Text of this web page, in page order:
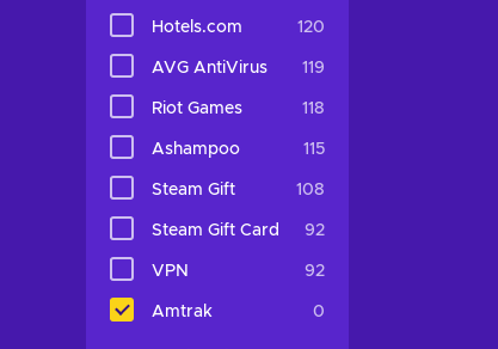
Hotels.com 120
AVG AntiVirus 119
Riot Games 118
Ashampoo 115
Steam Gift 108
Steam Gift Card 92
VPN 92
Amtrak 0